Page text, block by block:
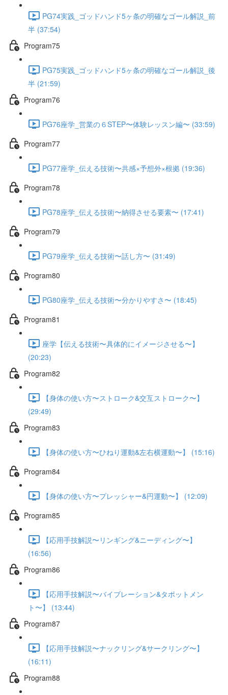
PG74実践_ゴッドハンド5ヶ条の明確なゴール解説_前
半 (37:54)
Program75
PG75実践_ゴッドハンド5ヶ条の明確なゴール解説_後
半 (21:59)
Program76
PG76座学_営業の６STEP〜体験レッスン編〜 (33:59)
Program77
PG77座学_伝える技術〜共感×予想外×根拠 (19:36)
Program78
PG78座学_伝える技術〜納得させる要素〜 (17:41)
Program79
PG79座学_伝える技術〜話し方〜 (31:49)
Program80
PG80座学_伝える技術〜分かりやすさ〜 (18:45)
Program81
座学【伝える技術〜具体的にイメージさせる〜】
(20:23)
Program82
【身体の使い方〜ストローク&交互ストローク〜】
(29:49)
Program83
【身体の使い方〜ひねり運動&左右横運動〜】 (15:16)
Program84
【身体の使い方〜プレッシャー&円運動〜】 (12:09)
Program85
【応用手技解説〜リンギング&ニーディング〜】
(16:56)
Program86
【応用手技解説〜バイブレーション&タポットメン
ト〜】 (13:44)
Program87
【応用手技解説〜ナックリング&サークリング〜】
(16:11)
Program88